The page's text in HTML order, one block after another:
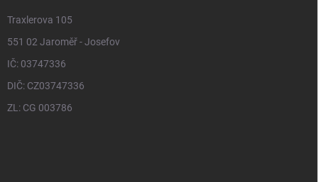
Traxlerova 105
551 02 Jaroměř - Josefov
IČ: 03747336
DIČ: CZ03747336
ZL: CG 003786